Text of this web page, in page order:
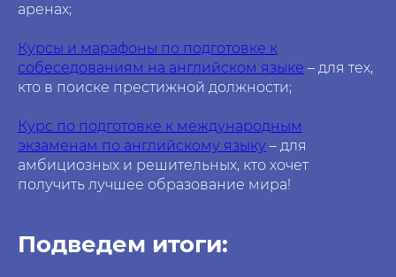
аренах;
Курсы и марафоны по подготовке к
собеседованиям на английском языке – для тех,
кто в поиске престижной должности;
Курс по подготовке к международным
экзаменам по английскому языку – для
амбициозных и решительных, кто хочет
получить лучшее образование мира!
Подведем итоги: